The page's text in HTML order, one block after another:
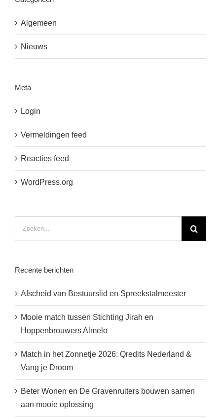
Algemeen
Nieuws
Meta
Login
Vermeldingen feed
Reacties feed
WordPress.org
Recente berichten
Afscheid van Bestuurslid en Spreekstalmeester
Mooie match tussen Stichting Jirah en
Hoppenbrouwers Almelo
Match in het Zonnetje 2026: Qredits Nederland &
Vang je Droom
Beter Wonen en De Gravenruiters bouwen samen
aan mooie oplossing